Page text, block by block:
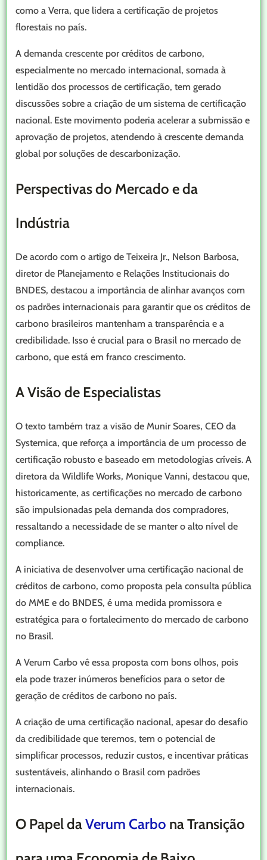
como a Verra, que lidera a certificação de projetos
florestais no país.
A demanda crescente por créditos de carbono,
especialmente no mercado internacional, somada à
lentidão dos processos de certificação, tem gerado
discussões sobre a criação de um sistema de certificação
nacional. Este movimento poderia acelerar a submissão e
aprovação de projetos, atendendo à crescente demanda
global por soluções de descarbonização.
Perspectivas do Mercado e da
Indústria
De acordo com o artigo de Teixeira Jr., Nelson Barbosa,
diretor de Planejamento e Relações Institucionais do
BNDES, destacou a importância de alinhar avanços com
os padrões internacionais para garantir que os créditos de
carbono brasileiros mantenham a transparência e a
credibilidade. Isso é crucial para o Brasil no mercado de
carbono, que está em franco crescimento.
A Visão de Especialistas
O texto também traz a visão de Munir Soares, CEO da
Systemica, que reforça a importância de um processo de
certificação robusto e baseado em metodologias críveis. A
diretora da Wildlife Works, Monique Vanni, destacou que,
historicamente, as certificações no mercado de carbono
são impulsionadas pela demanda dos compradores,
ressaltando a necessidade de se manter o alto nível de
compliance.
A iniciativa de desenvolver uma certificação nacional de
créditos de carbono, como proposta pela consulta pública
do MME e do BNDES, é uma medida promissora e
estratégica para o fortalecimento do mercado de carbono
no Brasil.
A Verum Carbo vê essa proposta com bons olhos, pois
ela pode trazer inúmeros benefícios para o setor de
geração de créditos de carbono no país.
A criação de uma certificação nacional, apesar do desafio
da credibilidade que teremos, tem o potencial de
simplificar processos, reduzir custos, e incentivar práticas
sustentáveis, alinhando o Brasil com padrões
internacionais.
O Papel daVerum Carbo na Transição